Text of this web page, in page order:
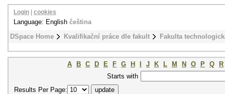
DSpace Home Kvalifikační práce dle fakult Fakulta
Login cookies
Language: English čeština
A B C D E F G H J K L M N O P Q
R
Starts with
Results Per Page: